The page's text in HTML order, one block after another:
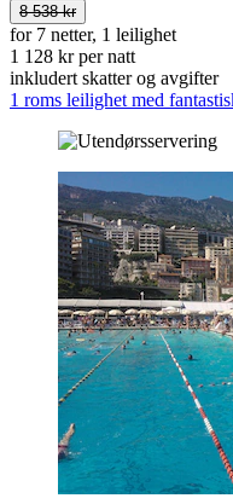
8 538 kr
for 7 netter, 1 leilighet
1 128 kr per natt
inkludert skatter og avgifter
1 roms leilighet med